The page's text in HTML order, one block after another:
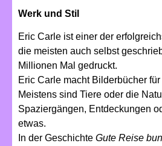
Werk und Stil
Eric Carle ist einer der
die meisten auch selbst
Millionen Mal gedruckt.
Eric Carle macht Bilderbücher
Meistens sind Tiere oder die
Spaziergängen, Entdeckungen
etwas.
In der Geschichte Gute Reise